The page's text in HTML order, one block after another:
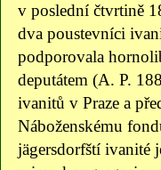
v poslední čtvrtině
dva poustevníci
podporovala
deputátem (A. P.
ivanitů v Praze a
Náboženskému
jägersdorfští ivanité